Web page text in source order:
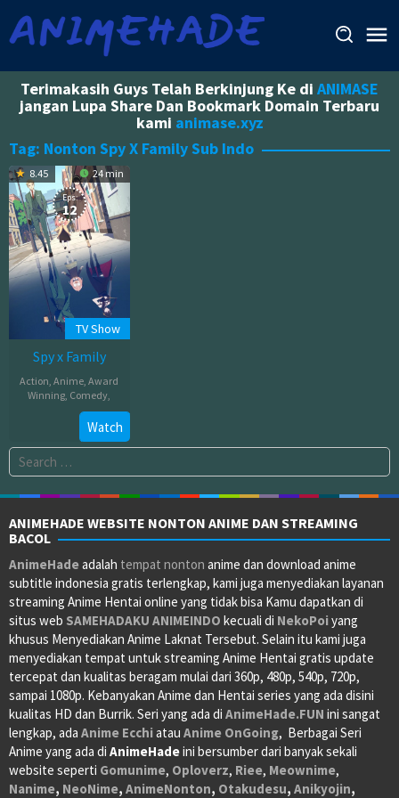
content
Terimakasih Guys Telah Berkinjung Ke di ANIMASE
jangan Lupa Share Dan Bookmark Domain Terbaru
kami animase.xyz
Tag: Nonton Spy X Family Sub Indo
8.45 24 min
Eps:
12
TV Show
Spy x Family
Action,Anime,Award
Winning, Comedy,
Apr
09,
2022
Watch
Search
for:
ANIMEHADE WEBSITE NONTON ANIME DAN STREAMING
BACOL
AnimeHadeadalah tempat nonton anime dan download anime
subtitle indonesia gratis terlengkap, kami juga menyediakan layanan
streaming Anime Hentai online yang tidak bisa Kamu dapatkan di
situs web SAMEHADAKU ANIMEINDO kecuali di NekoPoiyang
khusus Menyediakan Anime Laknat Tersebut. Selain itu kami juga
menyediakan tempat untuk streaming Anime Hentai gratis update
tercepat dan kualitas beragam mulai dari 360p, 480p, 540p, 720p,
sampai 1080p. Kebanyakan Anime dan Hentai series yang ada disini
kualitas HD dan Burrik. Seri yang ada di AnimeHade.FUN ini sangat
lengkap, ada Anime Ecchiatau Anime OnGoing, Berbagai Seri
Anime yang ada di AnimeHadeini bersumber dari banyak sekali
website seperti Gomunime, Oploverz, Riee, Meownime,
Nanime, NeoNime, AnimeNonton, Otakudesu, Anikyojin,